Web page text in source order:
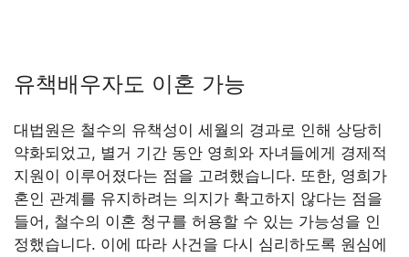
유책배우자도 이혼 가능
대법원은 철수의 유책성이 세월의 경과로 인해 상당히
약화되었고, 별거 기간 동안 영희와 자녀들에게 경제적
지원이 이루어졌다는 점을 고려했습니다. 또한, 영희가
혼인 관계를 유지하려는 의지가 확고하지 않다는 점을
들어, 철수의 이혼 청구를 허용할 수 있는 가능성을 인
정했습니다. 이에 따라 사건을 다시 심리하도록 원심에